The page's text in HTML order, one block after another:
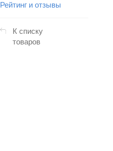
Рейтинг и отзывы
К списку
товаров